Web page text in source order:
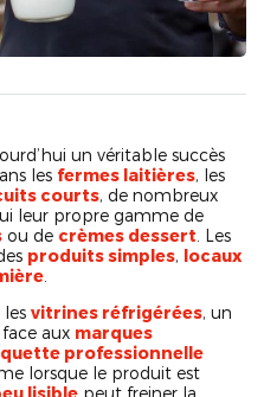
un véritable succès
les fermes laitières, les
courts, de nombreux
leur propre gamme de
ou de crèmes dessert . Les
produits simples, locaux
vitrines réfrigérées, un
aux marques
professionnelle
lorsque le produit est
lisible peut freiner la